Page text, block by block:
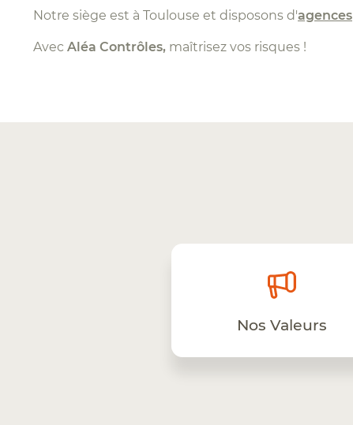
Notre siège est à Toulouse et disposons d'agences
Avec Aléa Contrôles, maîtrisez vos risques !
Nos Valeurs